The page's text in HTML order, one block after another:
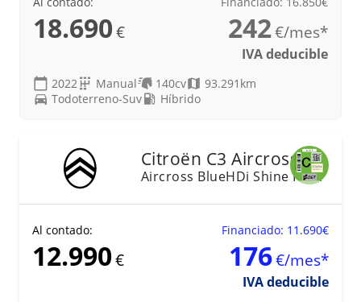
18.690€ 242€/mes*
IVA deducible
2022 Manual 140cv
93.291km
Todoterreno-Suv
Híbrido
Citroën C3 Aircross
Aircross BlueHDi Shine Pack
Al contado:
12.990€
Financiado: 11.690€
176€/mes*
IVA deducible